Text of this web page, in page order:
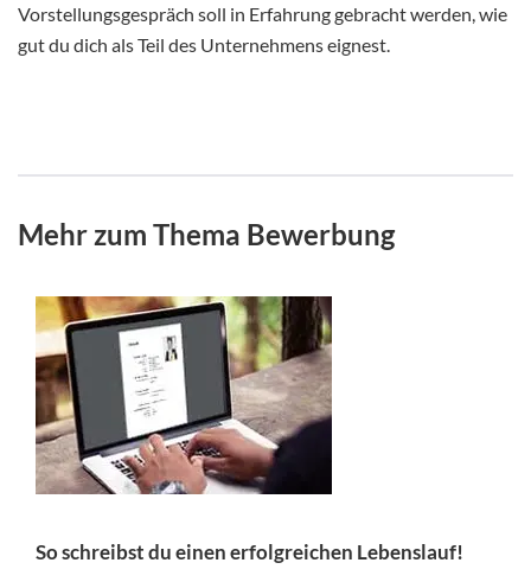
Vorstellungsgespräch soll in Erfahrung gebracht werden, wie
gut du dich als Teil des Unternehmens eignest.
Mehr zum Thema Bewerbung
So schreibst du einen erfolgreichen Lebenslauf!